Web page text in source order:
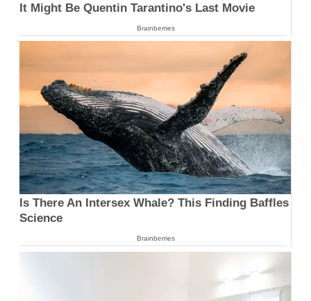
It Might Be Quentin Tarantino's Last Movie
Brainberries
Is There An Intersex Whale? This Finding Baffles
Science
Brainberries